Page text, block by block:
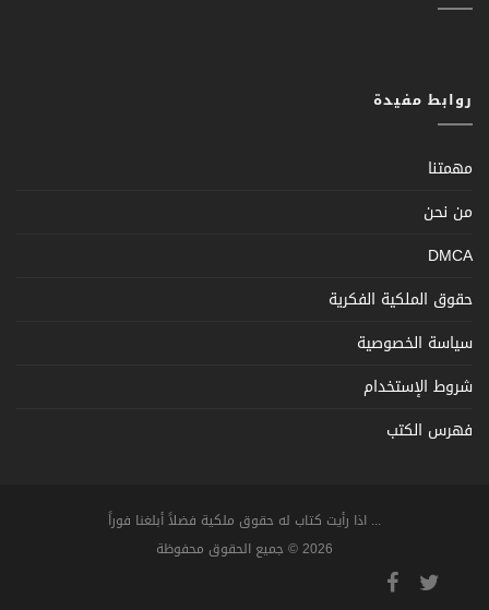
روابط مفيدة
مهمتنا
من نحن
DMCA
حقوق الملكية الفكرية
سياسة الخصوصية
شروط الإستخدام
فهرس الكتب
... اذا رأيت كتاب له حقوق ملكية فضلاً أبلغنا فوراً
2026 © جميع الحقوق محفوظة